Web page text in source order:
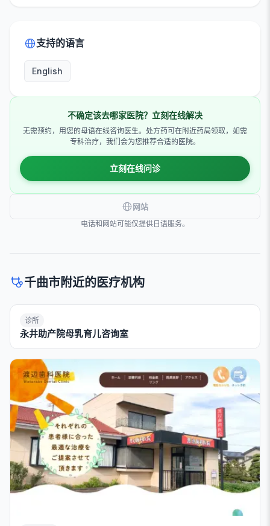
支持的语言
English
不确定该去哪家医院？立刻在线解决
无需预约，用您的母语在线咨询医生。处方药可在附近药局领取，如需
专科治疗，我们会为您推荐合适的医院。
立刻在线问诊
网站
电话和网站可能仅提供日语服务。
千曲市附近的医疗机构
诊所
永井助产院母乳育儿咨询室